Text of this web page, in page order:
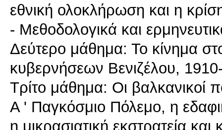
εθνική ολοκλήρωση και η
- Μεθοδολογικά και
Δεύτερο μάθημα: Το κίνημα
κυβερνήσεων Βενιζέλου,
Τρίτο μάθημα: Οι βαλκανικοί
Α ' Παγκόσμιο Πόλεμο, η
η μικρασιατική εκστρατεία